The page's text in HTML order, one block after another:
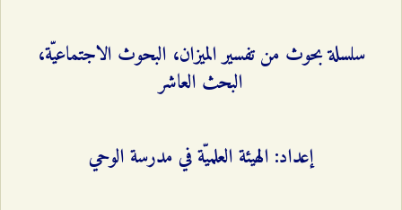
سلسلة بحوث من تفسير الميزان، البحوث الاجتماعيّة،
البحث العاشر
إعداد: الهيئة العلميّة في مدرسة الوحي